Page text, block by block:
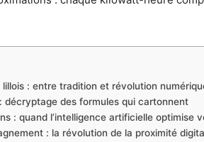
lillois : entre tradition et révolution
décryptage des formules qui cartonnent
: quand l’intelligence artificielle optimise
: la révolution de la proximité